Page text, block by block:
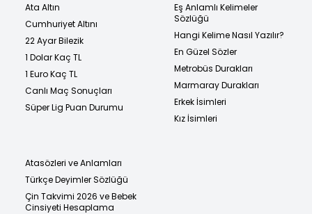
Ata Altın
Cumhuriyet Altını
22 Ayar Bilezik
1 Dolar Kaç TL
1 Euro Kaç TL
Canlı Maç Sonuçları
Süper Lig Puan Durumu
Eş Anlamlı Kelimeler
Sözlüğü
Hangi Kelime Nasıl Yazılır?
En Güzel Sözler
Metrobüs Durakları
Marmaray Durakları
Erkek İsimleri
Kız İsimleri
Atasözleri ve Anlamları
Türkçe Deyimler Sözlüğü
Çin Takvimi 2026 ve Bebek
Cinsiyeti Hesaplama